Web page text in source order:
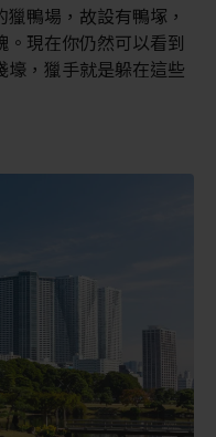
鴨場，故設有鴨塚，
現在你仍然可以看到
壕，獵手就是躲在這些